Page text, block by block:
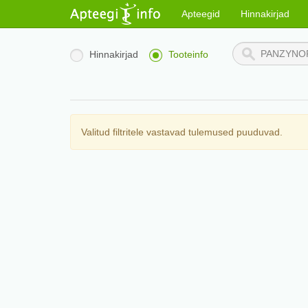
Apteegid Hinnakirjad
Hinnakirjad Tooteinfo
Valitud filtritele vastavad tulemused puuduvad.